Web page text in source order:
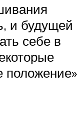
и будущей
себе в
положение»